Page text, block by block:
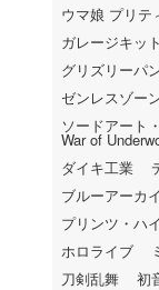
ウマ娘 プリテ
ガレージキット
グリズリーパ
ゼンレスゾー
ソードアート
War of
ダイキ工業
ブルーアーカ
プリンツ・ハ
ホロライブ
刀剣乱舞
初